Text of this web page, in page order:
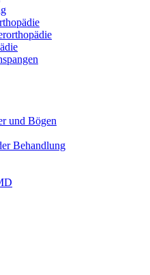
und Bögen
Behandlung